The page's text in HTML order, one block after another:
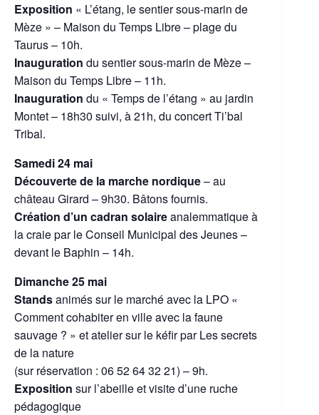
Exposition « L’étang, le sentier sous-marin de
Mèze » – Maison du Temps Libre – plage du
Taurus – 10h.
Inauguration du sentier sous-marin de Mèze –
Maison du Temps Libre – 11h.
Inauguration du « Temps de l’étang » au jardin
Montet – 18h30 suivi, à 21h, du concert Ti’bal
Tribal.
Samedi 24 mai
Découverte de la marche nordique– au
château Girard – 9h30. Bâtons fournis.
Création d’un cadran solaireanalemmatique à
la craie par le Conseil Municipal des Jeunes –
devant le Baphin – 14h.
Dimanche 25 mai
Standsanimés sur le marché avec la LPO «
Comment cohabiter en ville avec la faune
sauvage ? » et atelier sur le kéfir par Les secrets
de la nature
(sur réservation : 06 52 64 32 21) – 9h.
Exposition sur l’abeille et visite d’une ruche
pédagogique